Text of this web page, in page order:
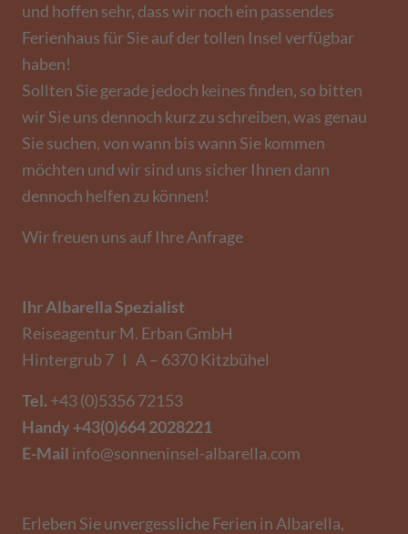
und hoffen sehr, dass wir noch ein passendes
Ferienhaus für Sie auf der tollen Insel verfügbar
haben!
Sollten Sie gerade jedoch keines finden, so bitten
wir Sie uns dennoch kurz zu schreiben, was genau
Sie suchen, von wann bis wann Sie kommen
möchten und wir sind uns sicher Ihnen dann
dennoch helfen zu können!
Wir freuen uns auf Ihre Anfrage
Ihr Albarella Spezialist
Reiseagentur M. Erban GmbH
Hintergrub 7 I A – 6370 Kitzbühel
Tel. +43 (0)5356 72153
Handy +43(0)664 2028221
E-Mail info@sonneninsel-albarella.com
Erleben Sie unvergessliche Ferien in Albarella,